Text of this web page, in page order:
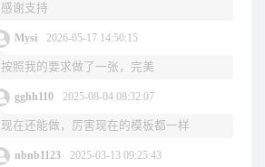
感谢支持
Mysi 2026-05-17 14:50:15
按照我的要求做了一张，完美
gghh110 2025-08-04 08:32:07
现在还能做，厉害现在的模板都一样
nbnb1123 2025-03-13 09:25:43